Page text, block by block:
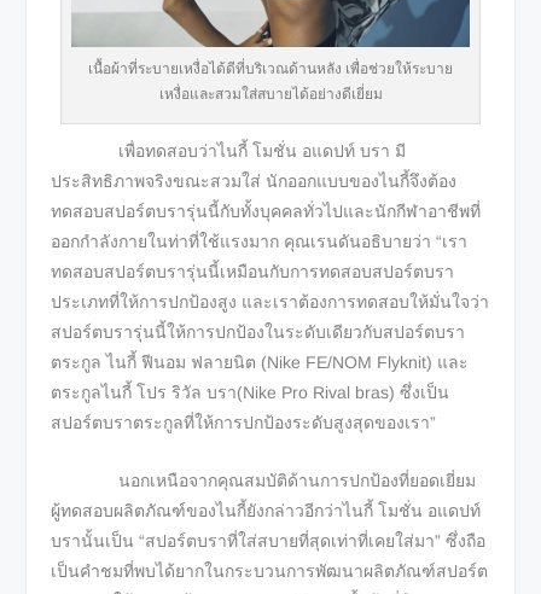
เนื้อผ้าที่ระบายเหงื่อได้ดีที่บริเวณด้านหลัง เพื่อช่วยให้ระบาย
เหงื่อและสวมใส่สบายได้อย่างดีเยี่ยม
เพื่อทดสอบว่าไนกี้ โมชั่น อแดปท์ บรา มี
ประสิทธิภาพจริงขณะสวมใส่ นักออกแบบของไนกี้จึงต้อง
ทดสอบสปอร์ตบรารุ่นนี้กับทั้งบุคคลทั่วไปและนักกีฬาอาชีพที่
ออกกำลังกายในท่าที่ใช้แรงมาก คุณเรนดันอธิบายว่า “เรา
ทดสอบสปอร์ตบรารุ่นนี้เหมือนกับการทดสอบสปอร์ตบรา
ประเภทที่ให้การปกป้องสูง และเราต้องการทดสอบให้มั่นใจว่า
สปอร์ตบรารุ่นนี้ให้การปกป้องในระดับเดียวกับสปอร์ตบรา
ตระกูล ไนกี้ ฟีนอม ฟลายนิต (Nike FE/NOM Flyknit) และ
ตระกูลไนกี้ โปร ริวัล บรา(Nike Pro Rival bras) ซึ่งเป็น
สปอร์ตบราตระกูลที่ให้การปกป้องระดับสูงสุดของเรา”
นอกเหนือจากคุณสมบัติด้านการปกป้องที่ยอดเยี่ยม
ผู้ทดสอบผลิตภัณฑ์ของไนกี้ยังกล่าวอีกว่าไนกี้ โมชั่น อแดปท์
บรานั้นเป็น “สปอร์ตบราที่ใส่สบายที่สุดเท่าที่เคยใส่มา” ซึ่งถือ
เป็นคำชมที่พบได้ยากในกระบวนการพัฒนาผลิตภัณฑ์สปอร์ต